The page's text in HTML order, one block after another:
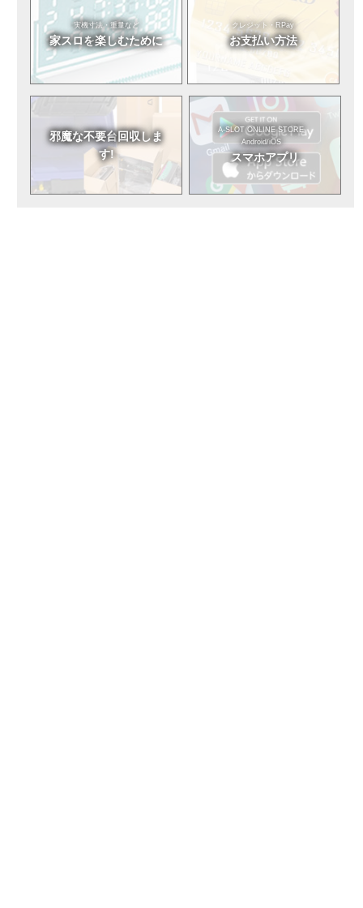
実機寸法・重量など
家スロを楽しむために
クレジット・RPay
お支払い方法
邪魔な不要台回収しま
す!
A-SLOT ONLINE STORE
Android/iOS
スマホアプリ